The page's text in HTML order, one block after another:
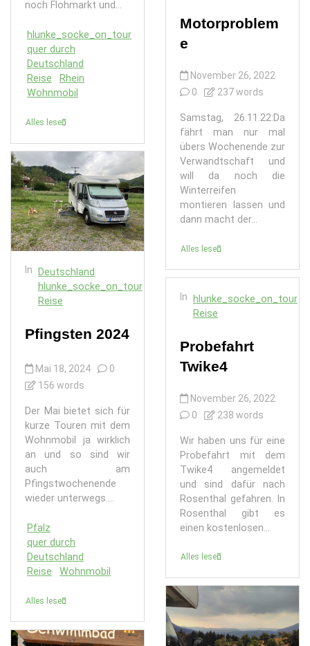
noch Flohmarkt und...
hlunke_socke_on_tour
quer durch
Deutschland
Reise
Rhein
Wohnmobil
Alles lesen
In
Deutschland
hlunke_socke_on_tour
Reise
Pfingsten 2024
Mai 18, 2024
0
156 words
Der Mai bietet sich für
kurze Touren mit dem
Wohnmobil ja wirklich
an und so sind wir
auch am
Pfingstwochenende
wieder unterwegs....
Pfalz
quer durch
Deutschland
Reise
Wohnmobil
Alles lesen
Motorproblem
e
November 26, 2022
0
237 words
Samstag, 26.11.22:Da
fährt man nur mal
übers Wochenende zur
Verwandtschaft und
will da noch die
Winterreifen
montieren lassen und
dann macht der...
Alles lesen
In
hlunke_socke_on_tour
Reise
Probefahrt
Twike4
November 26, 2022
0
238 words
Wir haben uns für eine
Probefahrt mit dem
Twike4 angemeldet
und sind dafür nach
Rosenthal gefahren. In
Rosenthal gibt es
einen kostenlosen...
Alles lesen